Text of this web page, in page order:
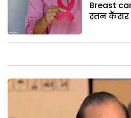
Breast
स्तन कैंसर